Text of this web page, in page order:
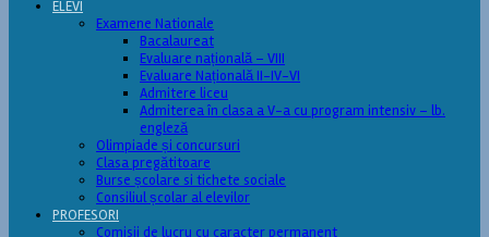
ELEVI
Examene Nationale
Bacalaureat
Evaluare națională – VIII
Evaluare Națională II-IV-VI
Admitere liceu
Admiterea în clasa a V-a cu program intensiv – lb.
engleză
Olimpiade și concursuri
Clasa pregătitoare
Burse școlare si tichete sociale
Consiliul școlar al elevilor
PROFESORI
Comisii de lucru cu caracter permanent